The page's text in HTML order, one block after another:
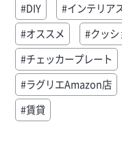
#DIY #インテリア
#オススメ
#クッ
#チェッカープレート
#ラグリエAmazon店
#賃貸